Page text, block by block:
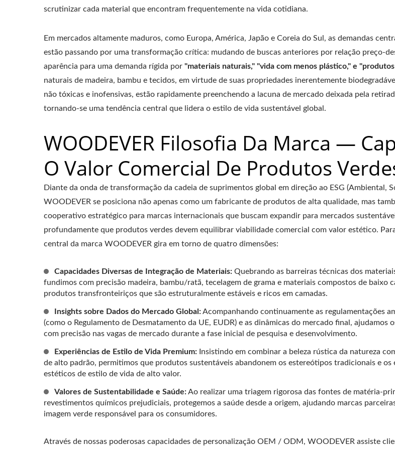
scrutinizar cada material que encontram frequentemente na vida cotidiana.
Em mercados altamente maduros, como Europa, América, Japão e Coreia do Sul, as demandas
estão passando por uma transformação crítica: mudando de buscas anteriores por relação preço-
aparência para uma demanda rígida por "materiais naturais," "vida com menos plástico," e
naturais de madeira, bambu e tecidos, em virtude de suas propriedades inerentemente
não tóxicas e inofensivas, estão rapidamente preenchendo a lacuna de mercado deixada pela
tornando-se uma tendência central que lidera o estilo de vida sustentável global.
WOODEVER Filosofia Da Marca —
O Valor Comercial De Produtos
Diante da onda de transformação da cadeia de suprimentos global em direção ao ESG (Ambiental,
WOODEVER se posiciona não apenas como um fabricante de produtos de alta qualidade, mas
cooperativo estratégico para marcas internacionais que buscam expandir para mercados
profundamente que produtos verdes devem equilibrar viabilidade comercial com valor estético.
central da marca WOODEVER gira em torno de quatro dimensões:
Capacidades Diversas de Integração de Materiais: Quebrando as barreiras técnicas dos
fundimos com precisão madeira, bambu/ratã, tecelagem de grama e materiais compostos de baixo
produtos transfronteiriços que são estruturalmente estáveis e ricos em camadas.
Insights sobre Dados do Mercado Global:Acompanhando continuamente as regulamentações
(como o Regulamento de Desmatamento da UE, EUDR) e as dinâmicas do mercado final, ajudamos
com precisão nas vagas de mercado durante a fase inicial de pesquisa e desenvolvimento.
Experiências de Estilo de Vida Premium: Insistindo em combinar a beleza rústica da natureza
de alto padrão, permitimos que produtos sustentáveis abandonem os estereótipos tradicionais e os
estéticos de estilo de vida de alto valor.
Valores de Sustentabilidade e Saúde:Ao realizar uma triagem rigorosa das fontes de matéria-
revestimentos químicos prejudiciais, protegemos a saúde desde a origem, ajudando marcas
imagem verde responsável para os consumidores.
Através de nossas poderosas capacidades de personalização OEM / ODM, WOODEVER assiste